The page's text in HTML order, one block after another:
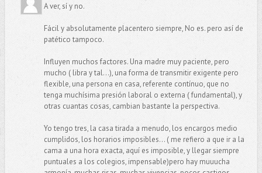
A ver, sí y no.
Fácil y absolutamente placentero siempre, No es. pero así de
patético tampoco.
Influyen muchos factores. Una madre muy paciente, pero
mucho ( libra y tal...), una forma de transmitir exigente pero
flexible, una persona en casa, referente contínuo, que no
tenga muchísima presión laboral o externa ( fundamental), y
otras cuantas cosas, cambian bastante la perspectiva.
Yo tengo tres, la casa tirada a menudo, los encargos medio
cumplidos, los horarios imposibles... ( me refiero a que ir a la
cama a una hora exacta, aquí es imposible, y llegar siempre
puntuales a los colegios, impensable)pero hay muuucha